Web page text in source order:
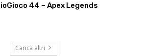
ioGioco 44 – Apex Legends
Carica altri